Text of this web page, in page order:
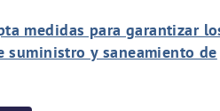
medidas para garantizar
suministro y saneamiento de